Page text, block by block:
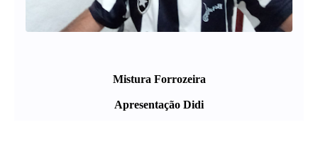
Mistura Forrozeira
Apresentação Didi